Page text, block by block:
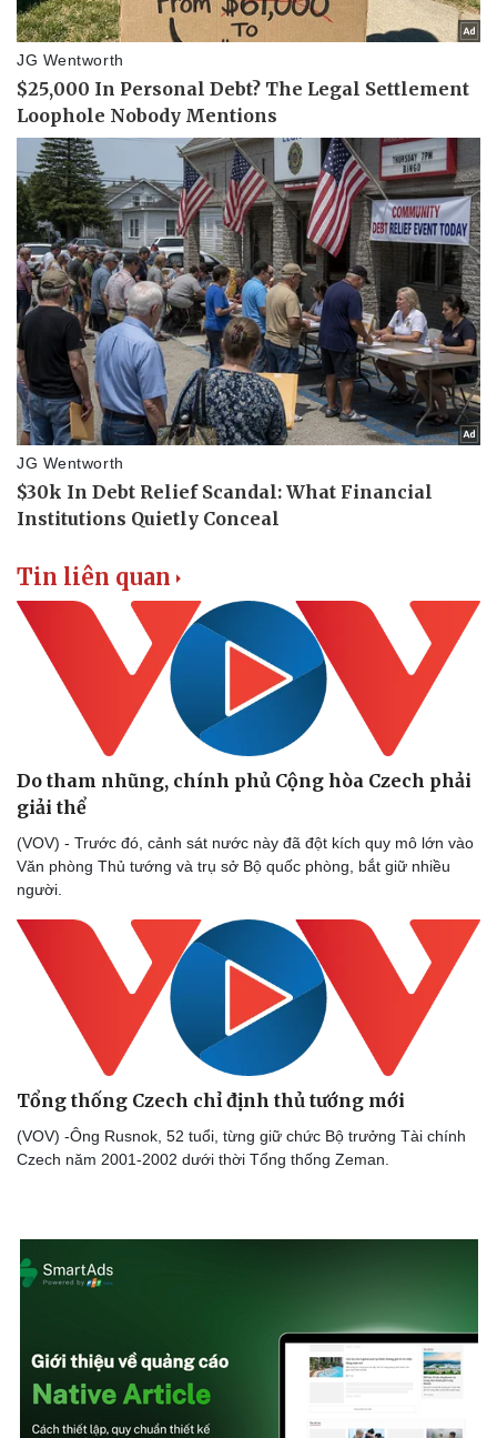
Văn hóa
Sân khấu - Điện ảnh
Văn học
Âm nhạc
Di sản
Giải trí
Nghệ sĩ
Thời trang
Sao Việt
Du lịch
Tư vấn
Săn Tour
check-in
Podcast
Đọc truyện đêm khuya
Cửa sổ tình yêu
Tin liên quan
Do tham nhũng, chính phủ Cộng hòa Czech phải
giải thể
(VOV) - Trước đó, cảnh sát nước này đã đột kích quy mô lớn vào
Văn phòng Thủ tướng và trụ sở Bộ quốc phòng, bắt giữ nhiều
người.
Tổng thống Czech chỉ định thủ tướng mới
(VOV) -Ông Rusnok, 52 tuổi, từng giữ chức Bộ trưởng Tài chính
Czech năm 2001-2002 dưới thời Tổng thống Zeman.